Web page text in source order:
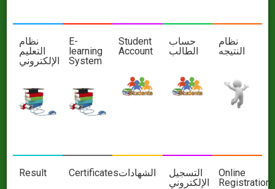
نظام
التعليم
اﻹلكتروني
E-
learning
System
Student
Account
حساب
الطالب
نظام
النتيجه
Result Certificatesالشهادات
التسجيل
اﻹلكتروني
Online
Registration